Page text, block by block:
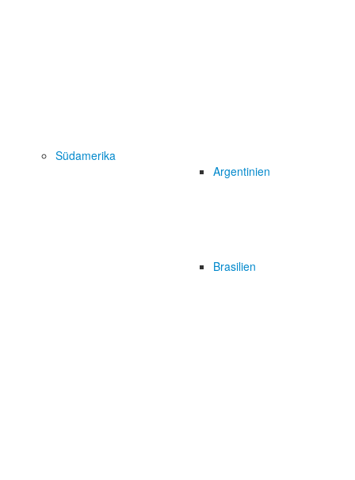
Südamerika
Argentinien
Brasilien